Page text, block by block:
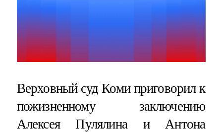
Верховный суд Коми приговорил к
пожизненному заключению
Алексея Пулялина и Антона